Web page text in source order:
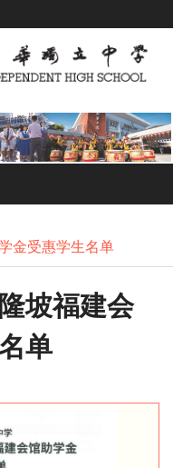
金受惠学生名单
坡福建会
单